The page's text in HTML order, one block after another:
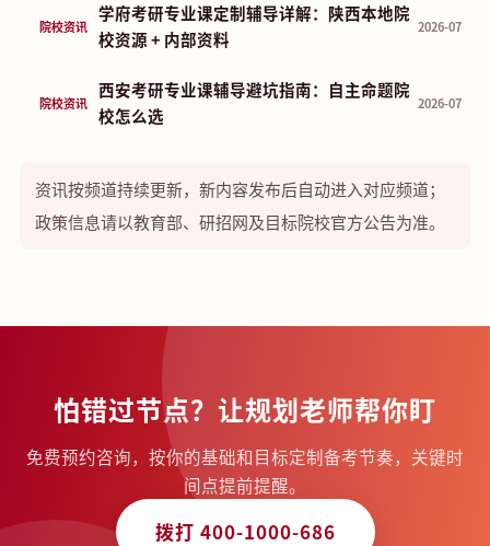
院校资讯
学府考研专业课定制辅导详解：陕西本地院
校资源 + 内部资料
2026-07
院校资讯
西安考研专业课辅导避坑指南：自主命题院
校怎么选
2026-07
资讯按频道持续更新，新内容发布后自动进入对应频道；
政策信息请以教育部、研招网及目标院校官方公告为准。
怕错过节点？让规划老师帮你盯
免费预约咨询，按你的基础和目标定制备考节奏，关键时
间点提前提醒。
拨打 400-1000-686